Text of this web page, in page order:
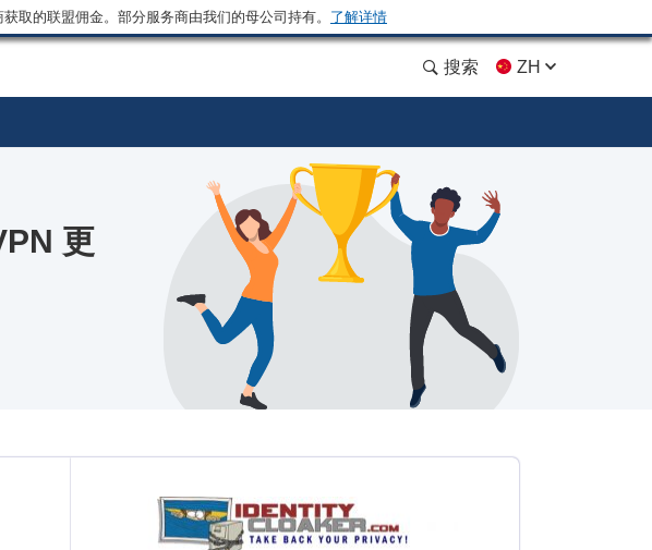
取的联盟佣金。部分服务商由我们的母公司持有。 了解详情
搜索 ZH
更